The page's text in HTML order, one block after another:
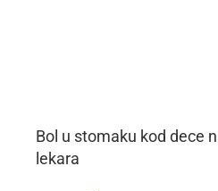
Bol u stomaku kod dece
lekara